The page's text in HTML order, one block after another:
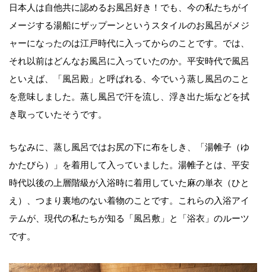
日本人は自他共に認めるお風呂好き！でも、今の私たちがイ
メージする湯船にザップーンというスタイルのお風呂がメジ
ャーになったのは江戸時代に入ってからのことです。では、
それ以前はどんなお風呂に入っていたのか。平安時代で風呂
といえば、「風呂殿」と呼ばれる、今でいう蒸し風呂のこと
を意味しました。蒸し風呂で汗を流し、浮き出た垢などを拭
き取っていたそうです。
ちなみに、蒸し風呂ではお尻の下に布をしき、「湯帷子（ゆ
かたびら）」を着用して入っていました。湯帷子とは、平安
時代以後の上層階級が入浴時に着用していた麻の単衣（ひと
え）、つまり裏地のない着物のことです。これらの入浴アイ
テムが、現代の私たちが知る「風呂敷」と「浴衣」のルーツ
です。